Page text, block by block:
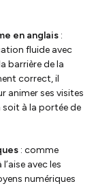
en anglais :
fluide avec
barrière de la
correct, il
animer ses visites
soit à la portée de
: comme
avec les
numériques